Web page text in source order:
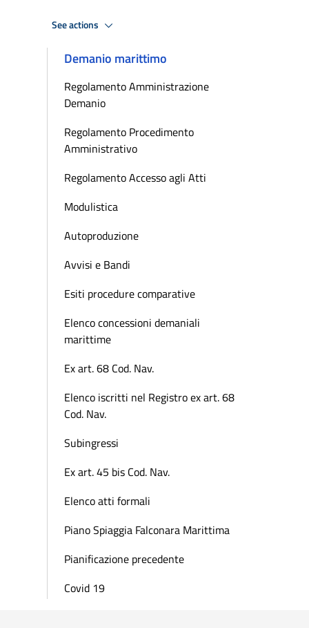
See actions
Demanio marittimo
Regolamento Amministrazione
Demanio
Regolamento Procedimento
Amministrativo
Regolamento Accesso agli Atti
Modulistica
Autoproduzione
Avvisi e Bandi
Esiti procedure comparative
Elenco concessioni demaniali
marittime
Ex art. 68 Cod. Nav.
Elenco iscritti nel Registro ex art. 68
Cod. Nav.
Subingressi
Ex art. 45 bis Cod. Nav.
Elenco atti formali
Piano Spiaggia Falconara Marittima
Pianificazione precedente
Covid 19